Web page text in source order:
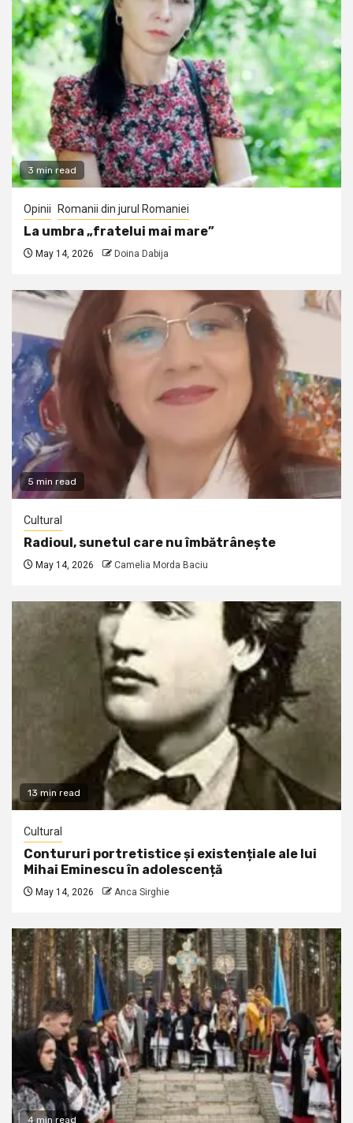
3 min read
Opinii Romanii din jurul Romaniei
La umbra „fratelui mai mare”
May 14, 2026 Doina Dabija
5 min read
Cultural
Radioul, sunetul care nu îmbătrânește
May 14, 2026 Camelia Morda Baciu
13 min read
Cultural
Contururi portretistice și existențiale ale lui
Mihai Eminescu în adolescență
May 14, 2026 Anca Sirghie
4 min read